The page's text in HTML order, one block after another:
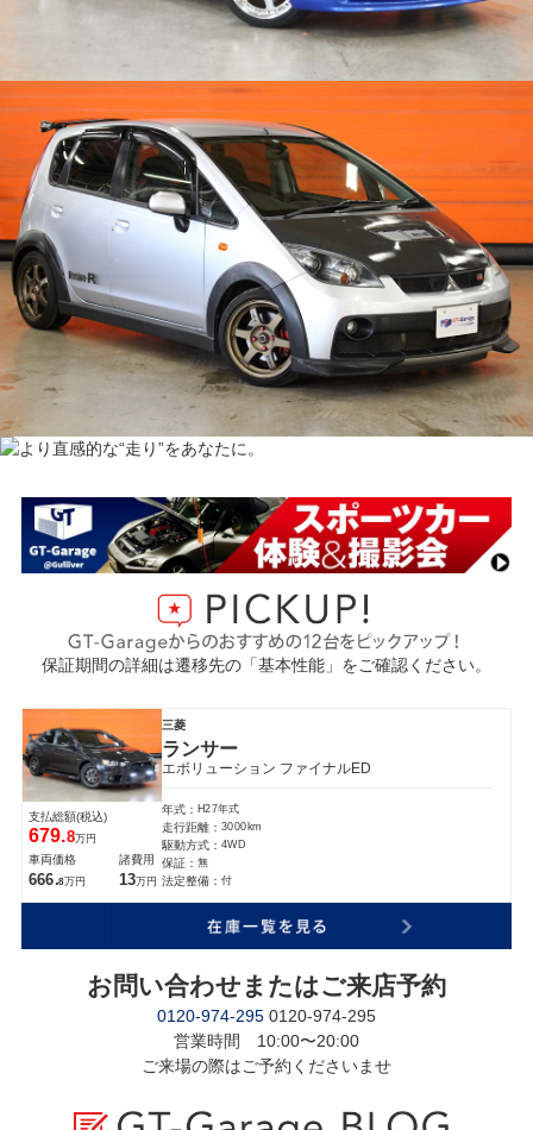
保証期間の詳細は遷移先の「基本性能」をご確認ください。
支払総額(税込)
679.8万円
車両価格
666.8万円
諸費用
13万円
三菱
ランサー
エボリューション ファイナルED
年式： H27年式
走行距離： 3000km
駆動方式： 4WD
保証： 無
法定整備： 付
お問い合わせまたはご来店予約
0120-974-295 0120-974-295
営業時間 10:00〜20:00
ご来場の際はご予約くださいませ